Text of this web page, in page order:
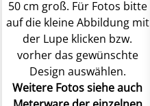
50 cm groß. Für Fotos bitte
auf die kleine Abbildung mit
der Lupe klicken bzw.
vorher das gewünschte
Design auswählen.
Weitere Fotos siehe auch